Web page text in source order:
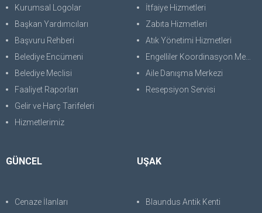
Kurumsal Logolar
Başkan Yardımcıları
Başvuru Rehberi
Belediye Encümeni
Belediye Meclisi
Faaliyet Raporları
Gelir ve Harç Tarifeleri
Hizmetlerimiz
İtfaiye Hizmetleri
Zabıta Hizmetleri
Atık Yönetimi Hizmetleri
Engelliler Koordinasyon Merkezi
Aile Danışma Merkezi
Resepsiyon Servisi
GÜNCEL
Cenaze İlanları
UŞAK
Blaundus Antik Kenti